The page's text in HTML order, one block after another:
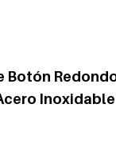
Botón